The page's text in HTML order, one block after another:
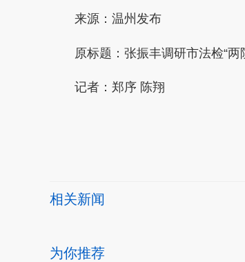
来源：温州发布
原标题：张振丰调研市法检“两
记者：郑序 陈翔
相关新闻
为你推荐